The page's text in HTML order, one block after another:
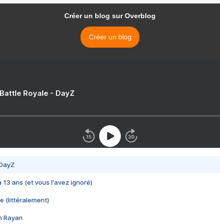
Créer un blog sur Overblog
Créer un blog
Royale - DayZ
13 ans (et vous l'avez ignoré)
(littéralement)
Rayan